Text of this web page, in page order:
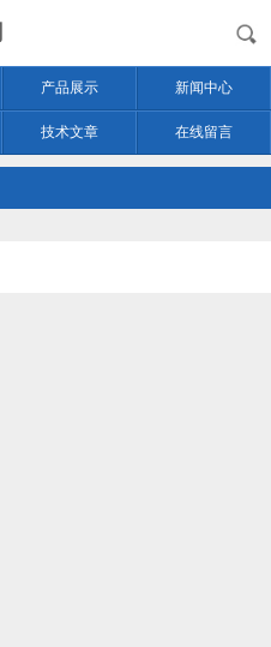
产品展示 新闻中心
技术文章 在线留言